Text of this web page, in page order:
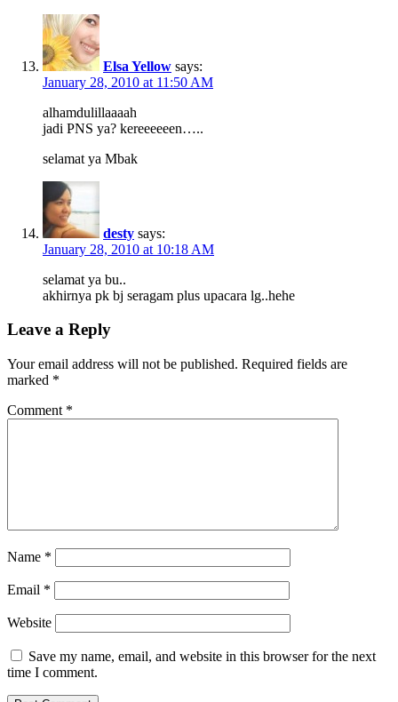
Elsa Yellow says:
January 28, 2010 at 11:50 AM
alhamdulillaaaah
jadi PNS ya? kereeeeeen…..
selamat ya Mbak
desty says:
January 28, 2010 at 10:18 AM
selamat ya bu..
akhirnya pk bj seragam plus upacara lg..hehe
Leave a Reply
Your email address will not be published. Required fields are
marked *
Comment *
Name *
Email *
Website
Save my name, email, and website in this browser for the next
time I comment.